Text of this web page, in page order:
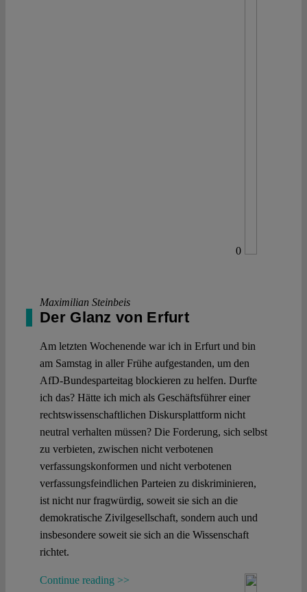
0
Maximilian Steinbeis
Der Glanz von Erfurt
Am letzten Wochenende war ich in Erfurt und bin
am Samstag in aller Frühe aufgestanden, um den
AfD-Bundesparteitag blockieren zu helfen. Durfte
ich das? Hätte ich mich als Geschäftsführer einer
rechtswissenschaftlichen Diskursplattform nicht
neutral verhalten müssen? Die Forderung, sich selbst
zu verbieten, zwischen nicht verbotenen
verfassungskonformen und nicht verbotenen
verfassungsfeindlichen Parteien zu diskriminieren,
ist nicht nur fragwürdig, soweit sie sich an die
demokratische Zivilgesellschaft, sondern auch und
insbesondere soweit sie sich an die Wissenschaft
richtet.
Continue reading >>